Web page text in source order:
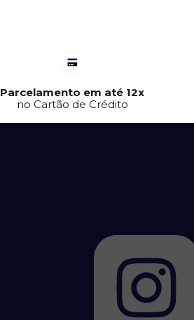
Parcelamento em até 12x
no Cartão de Crédito